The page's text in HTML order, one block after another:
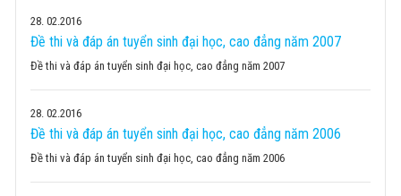
28 02.2016
Đề thi và đáp án tuyển sinh đại học, cao đẳng năm 2007
Đề thi và đáp án tuyển sinh đại học, cao đẳng năm 2007
28 02.2016
Đề thi và đáp án tuyển sinh đại học, cao đẳng năm 2006
Đề thi và đáp án tuyển sinh đại học, cao đẳng năm 2006